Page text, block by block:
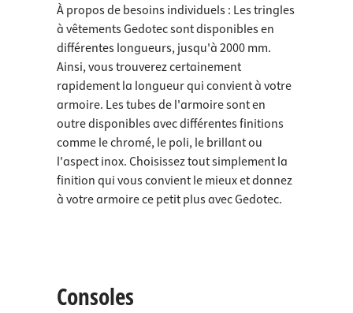
À propos de besoins individuels : Les tringles
à vêtements Gedotec sont disponibles en
différentes longueurs, jusqu'à 2000 mm.
Ainsi, vous trouverez certainement
rapidement la longueur qui convient à votre
armoire. Les tubes de l'armoire sont en
outre disponibles avec différentes finitions
comme le chromé, le poli, le brillant ou
l'aspect inox. Choisissez tout simplement la
finition qui vous convient le mieux et donnez
à votre armoire ce petit plus avec Gedotec.
Consoles